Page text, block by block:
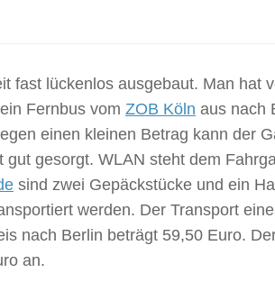
fast lückenlos ausgebaut. Man hat
Fernbus vom ZOB Köln aus nach
einen kleinen Betrag kann der
gesorgt. WLAN steht dem
sind zwei Gepäckstücke und ein
werden. Der Transport
nach Berlin beträgt 59,50 Euro.
an.